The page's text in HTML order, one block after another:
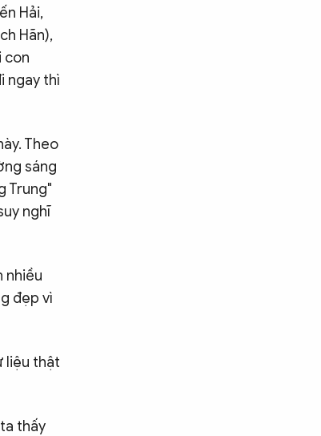
Hải,
Hãn),
con
ngay thì
Theo
sáng
Trung"
nghĩ
nhiều
đẹp vì
liệu thật
thấy